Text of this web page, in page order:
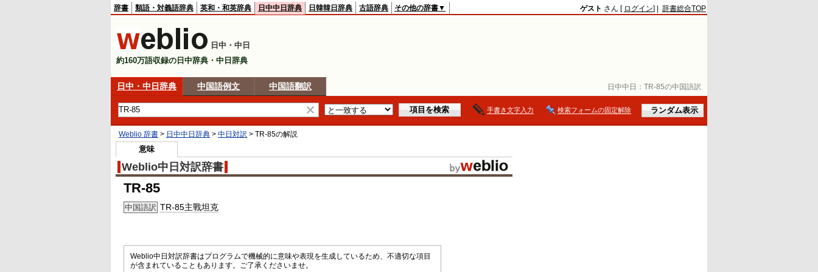
日中中日： TR-85の中国語訳
辞書 類語・対義語辞典 英和・和英辞典 日中中日辞典 日韓韓日辞典 古語辞典 その他の辞書▼ ゲスト さん [ ログイン] | 辞書総合TOP
日中・中日
約160万語収録の日中辞典・中日辞典
日中・中日辞典 中国語例文 中国語翻訳
手書き文字入力 検索フォームの固定解除
Weblio 辞書 > 日中中日辞典 > 中日対訳 > TR-85の解説
意味
Weblio中日対訳辞書
TR-85
中国語訳 TR-85主戰坦克
Weblio中日対訳辞書はプログラムで機械的に意味や表現を生成しているため、不適切な項目
が含まれていることもあります。ご了承くださいませ。